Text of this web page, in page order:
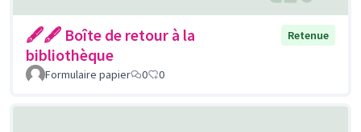
🖋🖋 Boîte de retour à la
bibliothèque
Retenue
Formulaire papier 0 0